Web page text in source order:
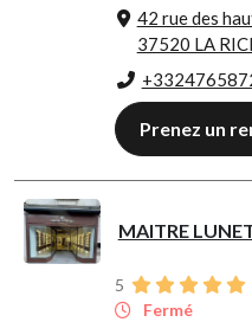
42 rue des
37520 LA
Prenez un
MAITRE
5
Fermé